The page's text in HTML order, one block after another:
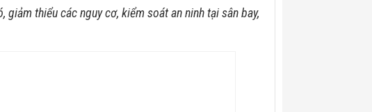
thiểu các nguy cơ, kiểm soát an ninh tại sân bay,